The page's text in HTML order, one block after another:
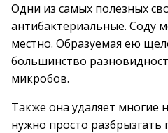
Одни из самых полезных
антибактериальные. Соду
местно. Образуемая ею
большинство
микробов.
Также она удаляет многие
нужно просто разбрызгать